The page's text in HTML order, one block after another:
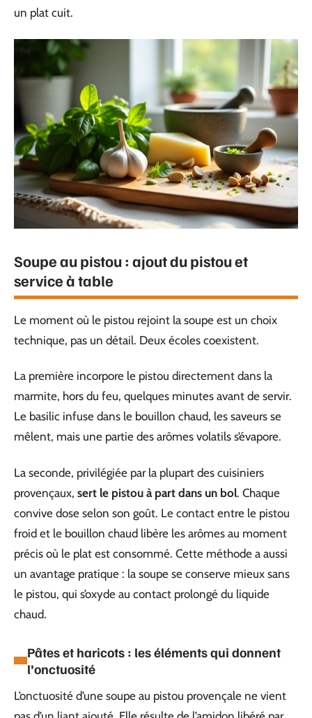
un plat cuit.
Soupe au pistou : ajout du pistou et
service à table
Le moment où le pistou rejoint la soupe est un choix
technique, pas un détail. Deux écoles coexistent.
La première incorpore le pistou directement dans la
marmite, hors du feu, quelques minutes avant de servir.
Le basilic infuse dans le bouillon chaud, les saveurs se
mêlent, mais une partie des arômes volatils s’évapore.
La seconde, privilégiée par la plupart des cuisiniers
provençaux, sert le pistou à part dans un bol. Chaque
convive dose selon son goût. Le contact entre le pistou
froid et le bouillon chaud libère les arômes au moment
précis où le plat est consommé. Cette méthode a aussi
un avantage pratique : la soupe se conserve mieux sans
le pistou, qui s’oxyde au contact prolongé du liquide
chaud.
Pâtes et haricots : les éléments qui donnent
l’onctuosité
L’onctuosité d’une soupe au pistou provençale ne vient